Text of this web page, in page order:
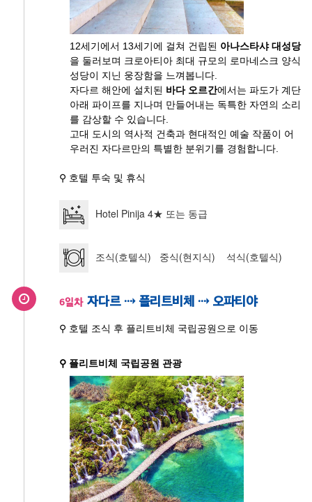
12세기에서 13세기에 걸쳐 건립된 아나스타샤 대성당
을 둘러보며 크로아티아 최대 규모의 로마네스크 양식
성당이 지닌 웅장함을 느껴봅니다.
자다르 해안에 설치된 바다 오르간에서는 파도가 계단
아래 파이프를 지나며 만들어내는 독특한 자연의 소리
를 감상할 수 있습니다.
고대 도시의 역사적 건축과 현대적인 예술 작품이 어
우러진 자다르만의 특별한 분위기를 경험합니다.
⚲ 호텔 투숙 및 휴식
Hotel Pinija 4★ 또는 동급
조식(호텔식) 중식(현지식) 석식(호텔식)
6일차 자다르 ⇢ 플리트비체 ⇢ 오파티야
⚲ 호텔 조식 후 플리트비체 국립공원으로 이동
⚲ 플리트비체 국립공원 관광